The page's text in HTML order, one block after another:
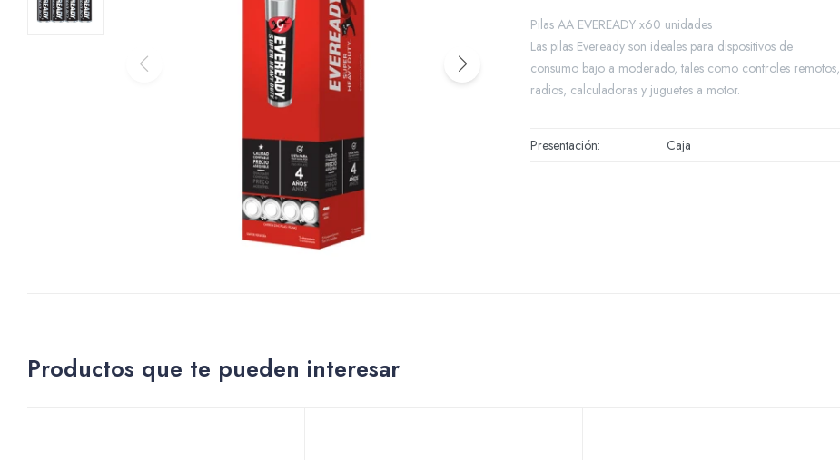
Pilas AA EVEREADY x60 unidades
Las pilas Eveready son ideales para dispositivos de
consumo bajo a moderado, tales como controles remotos,
radios, calculadoras y juguetes a motor.
Presentación Caja
Productos que te pueden interesar